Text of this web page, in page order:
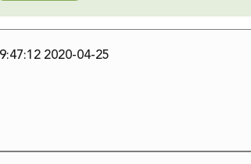
2020-04-25 19:47:12